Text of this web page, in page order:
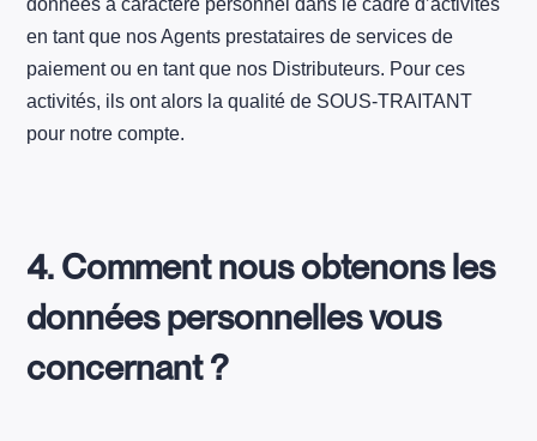
en tant que nos Agents prestataires de services de
paiement ou en tant que nos Distributeurs. Pour ces
activités, ils ont alors la qualité de SOUS-TRAITANT
pour notre compte.
4. Comment nous obtenons les
données personnelles vous
concernant ?